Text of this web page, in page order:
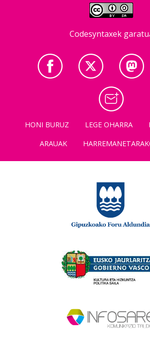
Codesyntaxek
HONI BURUZ LEGE OHARRA
ARAUAK